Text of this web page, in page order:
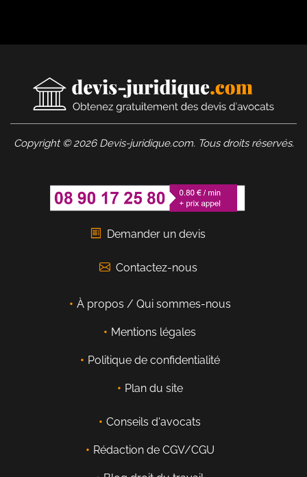
Copyright © 2026 Devis-juridique.com. Tous droits réservés.
Demander un devis
Contactez-nous
À propos / Qui sommes-nous
Mentions légales
Politique de confidentialité
Plan du site
Conseils d'avocats
Rédaction de CGV/CGU